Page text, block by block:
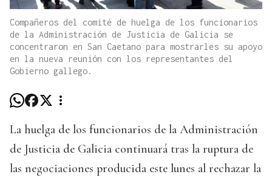
Compañeros del comité de huelga de los funcionarios
de la Administración de Justicia de Galicia se
concentraron en San Caetano para mostrarles su apoyo
en la nueva reunión con los representantes del
Gobierno gallego.
La huelga de los funcionarios de la Administración
de Justicia de Galicia continuará tras la ruptura de
las negociaciones producida este lunes al rechazar la